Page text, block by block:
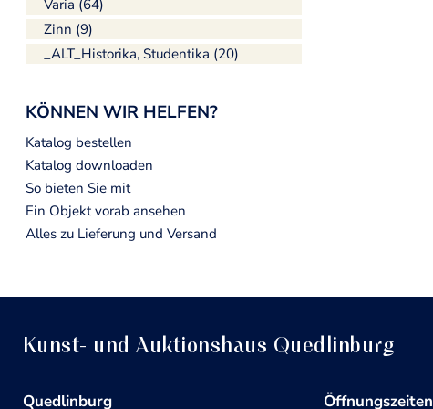
Varia (64)
Zinn (9)
_ALT_Historika, Studentika (20)
KÖNNEN WIR HELFEN?
Katalog bestellen
Katalog downloaden
So bieten Sie mit
Ein Objekt vorab ansehen
Alles zu Lieferung und Versand
Kunst- und Auktionshaus Quedlinburg
Quedlinburg Öffnungszeiten